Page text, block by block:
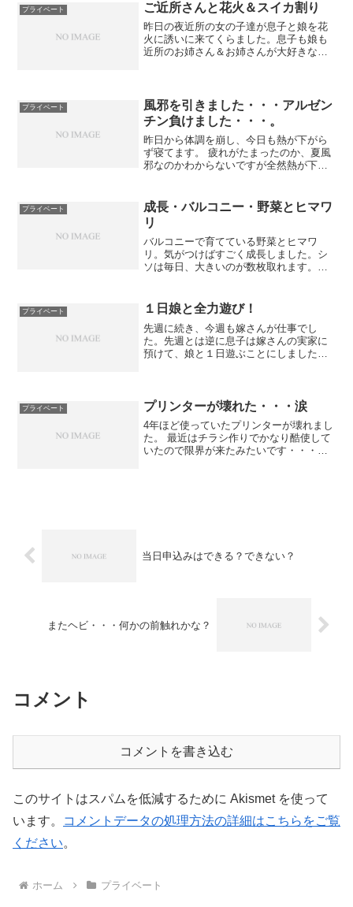
事にしました。普段は車ですが、今日は
健康の為に自転車で...
プライベート ご近所さんと花火＆スイカ割り
昨日の夜近所の女の子達が息子と娘を花
火に誘いに来てくらました。息子も娘も
近所のお姉さん＆お姉さんが大好きなの
をしていました☆花火は楽し...
プライベート
風邪を引きました・・・アルゼン
チン負けました・・・。
昨日から体調を崩し、今日も熱が下がら
ず寝てます。 疲れがたまったのか、夏風
邪なのかわからないですが全然熱が下が
た・・・汗 ニュースで結果を見て愕然。
応援していたアル...
プライベート
成長・バルコニー・野菜とヒマワ
リ
バルコニーで育てている野菜とヒマワ
リ。気がつけばすごく成長しました。シ
ソは毎日、大きいのが数枚取れます。む
ありがたいですけどね(^^)/ナスも大きく
なってきまし...
プライベート １日娘と全力遊び！
先週に続き、今週も嫁さんが仕事でし
た。先週とは逆に息子は嫁さんの実家に
預けて、娘と１日遊ぶことにしました。
飯を食べ終わると、すぐに公...
プライベート プリンターが壊れた・・・涙
4年ほど使っていたプリンターが壊れまし
た。 最近はチラシ作りでかなり酷使して
いたので限界が来たみたいです・・・汗
当日申込みはできる？できない？
またヘビ・・・何かの前触れかな？
コメント
コメントを書き込む
このサイトはスパムを低減するために Akismet を使って
います。
コメントデータの処理方法の詳細はこちらをご覧
ください。
ホーム プライベート